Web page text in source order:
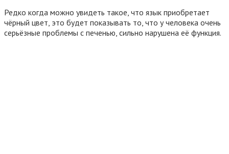
Редко когда можно увидеть такое, что язык приобретает
чёрный цвет, это будет показывать то, что у человека очень
серьёзные проблемы с печенью, сильно нарушена её функция.